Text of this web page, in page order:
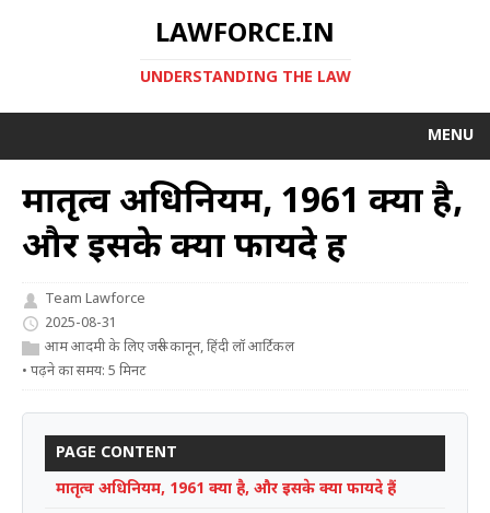
LAWFORCE.IN
UNDERSTANDING THE LAW
MENU
मातृत्व अधिनियम, 1961 क्या है,
और इसके क्या फायदे हैं
Team Lawforce
2025-08-31
आम आदमी के लिए जरूरी कानून,हिंदी लॉ आर्टिकल
• पढ़ने का समय: 5 मिनट
PAGE CONTENT
मातृत्व अधिनियम, 1961 क्या है, और इसके क्या फायदे हैं